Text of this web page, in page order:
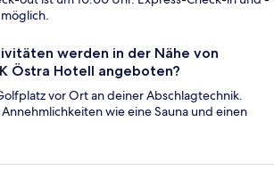
werden in der Nähe von
Östra Hotell angeboten?
vor Ort an deiner Abschlagtechnik.
wie eine Sauna und einen